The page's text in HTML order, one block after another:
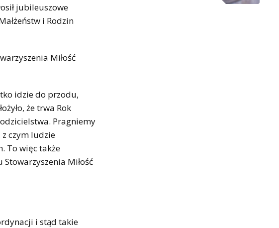
jubileuszowe
i Rodzin
Miłość
idzie do przodu,
że trwa Rok
Pragniemy
czym ludzie
To więc także
Miłość
i stąd takie